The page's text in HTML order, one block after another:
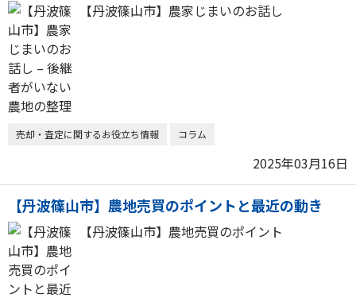
【丹波篠山市】農家じまいのお話し
売却・査定に関するお役立ち情報 コラム
2025年03月16日
【丹波篠山市】農地売買のポイントと最近の動き
【丹波篠山市】農地売買のポイント